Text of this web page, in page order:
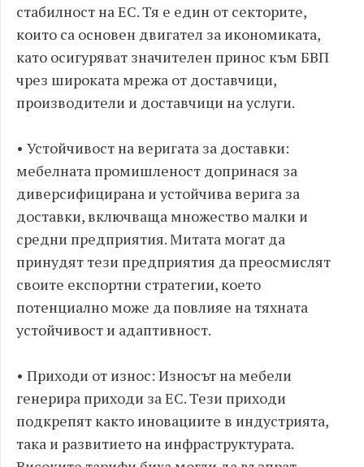
стабилност на ЕС. Тя е един от секторите,
които са основен двигател за икономиката,
като осигуряват значителен принос към БВП
чрез широката мрежа от доставчици,
производители и доставчици на услуги.
• Устойчивост на веригата за доставки:
мебелната промишленост допринася за
диверсифицирана и устойчива верига за
доставки, включваща множество малки и
средни предприятия. Митата могат да
принудят тези предприятия да преосмислят
своите експортни стратегии, което
потенциално може да повлияе на тяхната
устойчивост и адаптивност.
• Приходи от износ: Износът на мебели
генерира приходи за ЕС. Тези приходи
подкрепят както иновациите в индустрията,
така и развитието на инфраструктурата.